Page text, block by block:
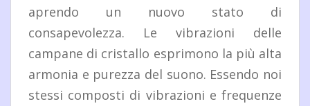
aprendo un nuovo stato di
consapevolezza. Le vibrazioni delle
campane di cristallo esprimono la più alta
armonia e purezza del suono. Essendo noi
stessi composti di vibrazioni e frequenze